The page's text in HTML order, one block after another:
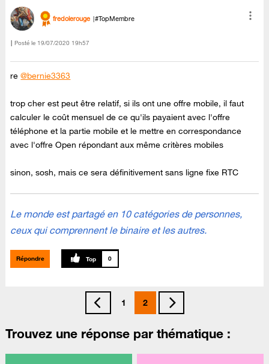
fredolerouge #TopMembre
Posté le ‎19/07/2020 19h57
re@bernie3363
trop cher est peut être relatif, si ils ont une offre mobile, il faut
calculer le coût mensuel de ce qu'ils payaient avec l'offre
téléphone et la partie mobile et le mettre en correspondance
avec l'offre Open répondant aux même critères mobiles
sinon, sosh, mais ce sera définitivement sans ligne fixe RTC
Le monde est partagé en 10 catégories de personnes,
ceux qui comprennent le binaire et les autres.
Répondre 0
1 2
Trouvez une réponse par thématique :